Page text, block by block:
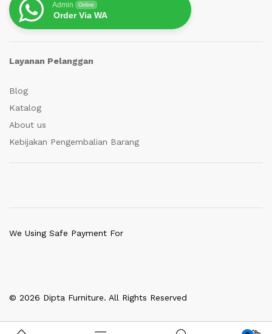
Admin Online
Order Via WA
Layanan Pelanggan
Blog
Katalog
About us
Kebijakan Pengembalian Barang
© 2026 Dipta Furniture. All Rights Reserved
We Using Safe Payment For